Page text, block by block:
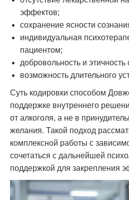
эффектов;
сохранение ясности
индивидуальная
пациентом;
добровольность и этичность
возможность длительного
Суть кодировки способом
поддержке внутреннего
от алкоголя, а не в
желания. Такой подход
комплексной работы с
сочетаться с дальнейшей
поддержкой для закрепления